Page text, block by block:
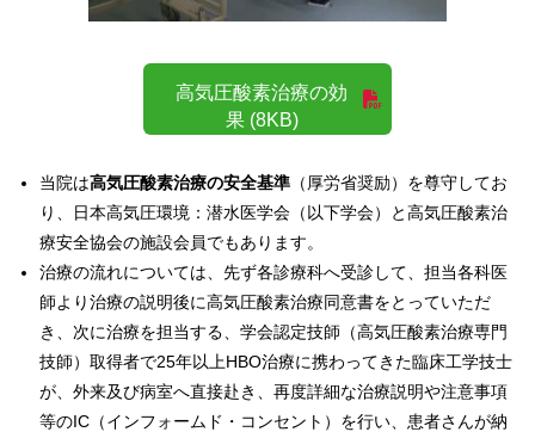
高気圧酸素治療の効
果 (8KB)
当院は高気圧酸素治療の安全基準 （厚労省奨励）を尊守してお
り、日本高気圧環境：潜水医学会（以下学会）と高気圧酸素治
療安全協会の施設会員でもあります。
治療の流れについては、先ず各診療科へ受診して、担当各科医
師より治療の説明後に高気圧酸素治療同意書をとっていただ
き、次に治療を担当する、学会認定技師（高気圧酸素治療専門
技師）取得者で25年以上HBO治療に携わってきた臨床工学技士
が、外来及び病室へ直接赴き、再度詳細な治療説明や注意事項
等のIC（インフォームド・コンセント）を行い、患者さんが納